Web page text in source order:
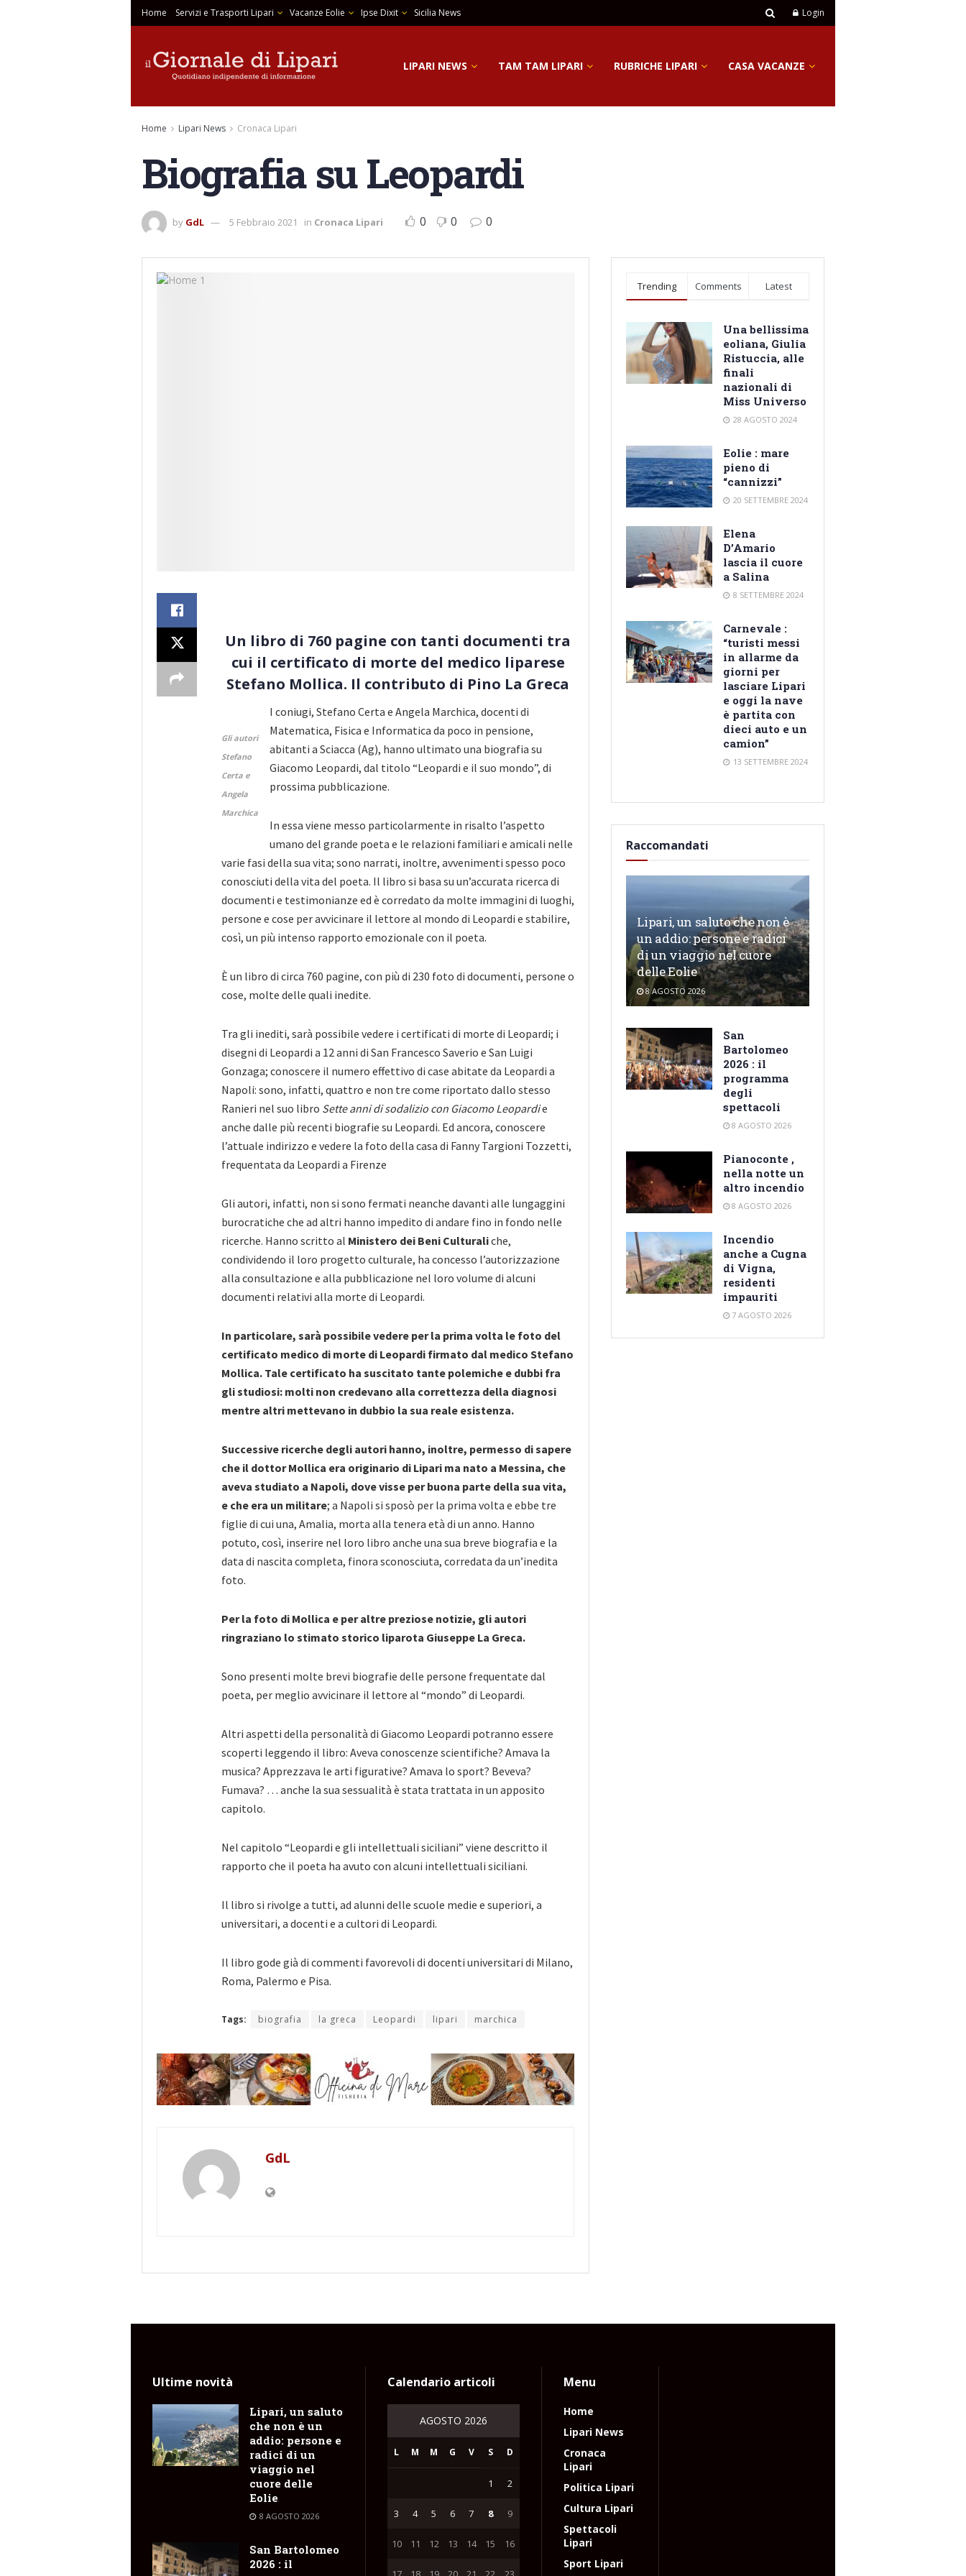
Home Servizi e Trasporti Lipari Vacanze Eolie Ipse Dixit Sicilia News Login
LIPARI NEWS TAM TAM LIPARI RUBRICHE LIPARI CASA VACANZE
Home Lipari News Cronaca Lipari
Biografia su Leopardi
by GdL 5 Febbraio 2021 in Cronaca Lipari 0 0 0
Un libro di 760 pagine con tanti documenti tra
cui il certificato di morte del medico liparese
Stefano Mollica. Il contributo di Pino La Greca
Gli autori
Stefano
Certa e
Angela
Marchica
I coniugi, Stefano Certa e Angela Marchica, docenti di
Matematica, Fisica e Informatica da poco in pensione,
abitanti a Sciacca (Ag), hanno ultimato una biografia su
Giacomo Leopardi, dal titolo “Leopardi e il suo mondo”, di
prossima pubblicazione.
In essa viene messo particolarmente in risalto l’aspetto
umano del grande poeta e le relazioni familiari e amicali nelle
varie fasi della sua vita; sono narrati, inoltre, avvenimenti spesso poco
conosciuti della vita del poeta. Il libro si basa su un’accurata ricerca di
documenti e testimonianze ed è corredato da molte immagini di luoghi,
persone e cose per avvicinare il lettore al mondo di Leopardi e stabilire,
così, un più intenso rapporto emozionale con il poeta.
È un libro di circa 760 pagine, con più di 230 foto di documenti, persone o
cose, molte delle quali inedite.
Tra gli inediti, sarà possibile vedere i certificati di morte di Leopardi; i
disegni di Leopardi a 12 anni di San Francesco Saverio e San Luigi
Gonzaga; conoscere il numero effettivo di case abitate da Leopardi a
Napoli: sono, infatti, quattro e non tre come riportato dallo stesso
Ranieri nel suo libro Sette anni di sodalizio con Giacomo Leopardie
anche dalle più recenti biografie su Leopardi. Ed ancora, conoscere
l’attuale indirizzo e vedere la foto della casa di Fanny Targioni Tozzetti,
frequentata da Leopardi a Firenze
Gli autori, infatti, non si sono fermati neanche davanti alle lungaggini
burocratiche che ad altri hanno impedito di andare fino in fondo nelle
ricerche. Hanno scritto al Ministero dei Beni Culturaliche,
condividendo il loro progetto culturale, ha concesso l’autorizzazione
alla consultazione e alla pubblicazione nel loro volume di alcuni
documenti relativi alla morte di Leopardi.
In particolare, sarà possibile vedere per la prima volta le foto del
certificato medico di morte di Leopardi firmato dal medico Stefano
Mollica. Tale certificato ha suscitato tante polemiche e dubbi fra
gli studiosi: molti non credevano alla correttezza della diagnosi
mentre altri mettevano in dubbio la sua reale esistenza.
Successive ricerche degli autori hanno, inoltre, permesso di sapere
che il dottor Mollica era originario di Lipari ma nato a Messina, che
aveva studiato a Napoli, dove visse per buona parte della sua vita,
e che era un militare; a Napoli si sposò per la prima volta e ebbe tre
figlie di cui una, Amalia, morta alla tenera età di un anno. Hanno
potuto, così, inserire nel loro libro anche una sua breve biografia e la
data di nascita completa, finora sconosciuta, corredata da un’inedita
foto.
Per la foto di Mollica e per altre preziose notizie, gli autori
ringraziano lo stimato storico liparota Giuseppe La Greca.
Sono presenti molte brevi biografie delle persone frequentate dal
poeta, per meglio avvicinare il lettore al “mondo” di Leopardi.
Altri aspetti della personalità di Giacomo Leopardi potranno essere
scoperti leggendo il libro: Aveva conoscenze scientifiche? Amava la
musica? Apprezzava le arti figurative? Amava lo sport? Beveva?
Fumava? … anche la sua sessualità è stata trattata in un apposito
capitolo.
Nel capitolo “Leopardi e gli intellettuali siciliani” viene descritto il
rapporto che il poeta ha avuto con alcuni intellettuali siciliani.
Il libro si rivolge a tutti, ad alunni delle scuole medie e superiori, a
universitari, a docenti e a cultori di Leopardi.
Il libro gode già di commenti favorevoli di docenti universitari di Milano,
Roma, Palermo e Pisa.
Tags: biografia la greca Leopardi lipari marchica
GdL
Trending Comments Latest
Una bellissima
eoliana, Giulia
Ristuccia, alle
finali
nazionali di
Miss Universo
28 AGOSTO 2024
Eolie : mare
pieno di
“cannizzi”
20 SETTEMBRE 2024
Elena
D’Amario
lascia il cuore
a Salina
8 SETTEMBRE 2024
Carnevale :
“turisti messi
in allarme da
giorni per
lasciare Lipari
e oggi la nave
è partita con
dieci auto e un
camion”
13 SETTEMBRE 2024
Raccomandati
Lipari, un saluto che non è
un addio: persone e radici
di un viaggio nel cuore
delle Eolie
8 AGOSTO 2026
San
Bartolomeo
2026 : il
programma
degli
spettacoli
8 AGOSTO 2026
Pianoconte ,
nella notte un
altro incendio
8 AGOSTO 2026
Incendio
anche a Cugna
di Vigna,
residenti
impauriti
7 AGOSTO 2026
Ultime novità
Lipari, un saluto
che non è un
addio: persone e
radici di un
viaggio nel
cuore delle
Eolie
8 AGOSTO 2026
San Bartolomeo
2026 : il
Calendario articoli
AGOSTO 2026
L M M G V S D
1 2
3 4 5 6 7 8 9
10 11 12 13 14 15 16
Menu
Home
Lipari News
Cronaca
Lipari
Politica Lipari
Cultura Lipari
Spettacoli
Lipari
Sport Lipari